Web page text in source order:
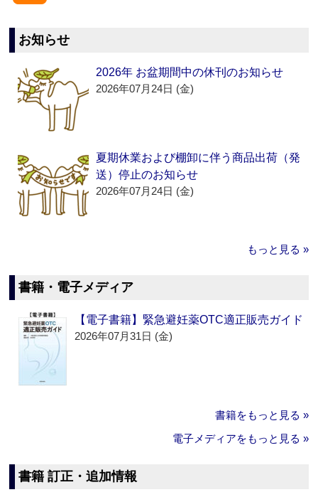
お知らせ
2026年 お盆期間中の休刊のお知らせ
2026年07月24日 (金)
夏期休業および棚卸に伴う商品出荷（発
送）停止のお知らせ
2026年07月24日 (金)
もっと見る »
書籍・電子メディア
【電子書籍】緊急避妊薬OTC適正販売ガイド
2026年07月31日 (金)
書籍をもっと見る »
電子メディアをもっと見る »
書籍 訂正・追加情報